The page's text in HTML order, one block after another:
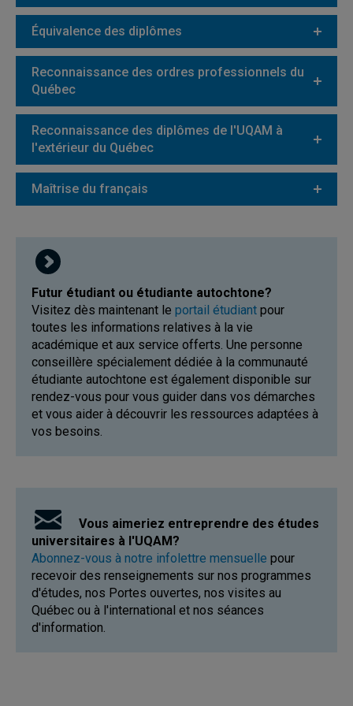
Équivalence des diplômes
Reconnaissance des ordres professionnels du
Québec
Reconnaissance des diplômes de l'UQAM à
l'extérieur du Québec
Maîtrise du français
Futur étudiant ou étudiante autochtone?
Visitez dès maintenant le portail étudiant pour
toutes les informations relatives à la vie
académique et aux service offerts. Une personne
conseillère spécialement dédiée à la communauté
étudiante autochtone est également disponible sur
rendez-vous pour vous guider dans vos démarches
et vous aider à découvrir les ressources adaptées à
vos besoins.
Vous aimeriez entreprendre des études
universitaires à l'UQAM?
Abonnez-vous à notre infolettre mensuelle pour
recevoir des renseignements sur nos programmes
d'études, nos Portes ouvertes, nos visites au
Québec ou à l'international et nos séances
d'information.